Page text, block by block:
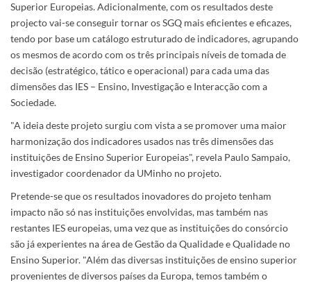
Superior Europeias. Adicionalmente, com os resultados deste
projecto vai-se conseguir tornar os SGQ mais eficientes e eficazes,
tendo por base um catálogo estruturado de indicadores, agrupando
os mesmos de acordo com os três principais níveis de tomada de
decisão (estratégico, tático e operacional) para cada uma das
dimensões das IES – Ensino, Investigação e Interacção com a
Sociedade.
"A ideia deste projeto surgiu com vista a se promover uma maior
harmonização dos indicadores usados nas três dimensões das
instituições de Ensino Superior Europeias", revela Paulo Sampaio,
investigador coordenador da UMinho no projeto.
Pretende-se que os resultados inovadores do projeto tenham
impacto não só nas instituições envolvidas, mas também nas
restantes IES europeias, uma vez que as instituições do consórcio
são já experientes na área de Gestão da Qualidade e Qualidade no
Ensino Superior. "Além das diversas instituições de ensino superior
provenientes de diversos países da Europa, temos também o